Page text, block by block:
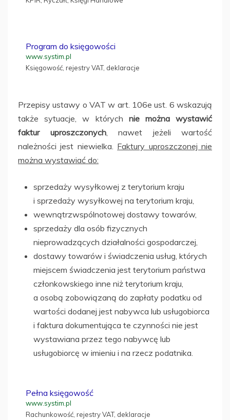
Program do księgowości
www.systim.pl
Księgowość, rejestry VAT, deklaracje
Przepisy ustawy o VAT w art. 106e ust. 6 wskazują
także sytuacje, w których nie można wystawić
faktur uproszczonych, nawet jeżeli wartość
należności jest niewielka. Faktury uproszczonej nie
można wystawiać do:
sprzedaży wysyłkowej z terytorium kraju
i sprzedaży wysyłkowej na terytorium kraju,
wewnątrzwspólnotowej dostawy towarów,
sprzedaży dla osób fizycznych
nieprowadzących działalności gospodarczej,
dostawy towarów i świadczenia usług, których
miejscem świadczenia jest terytorium państwa
członkowskiego inne niż terytorium kraju,
a osobą zobowiązaną do zapłaty podatku od
wartości dodanej jest nabywca lub usługobiorca
i faktura dokumentująca te czynności nie jest
wystawiana przez tego nabywcę lub
usługobiorcę w imieniu i na rzecz podatnika.
Pełna księgowość
www.systim.pl
Rachunkowość, rejestry VAT, deklaracje